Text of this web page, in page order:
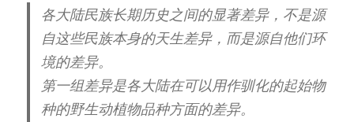
各大陆民族长期历史之间的显著差异，不是源
自这些民族本身的天生差异，而是源自他们环
境的差异。
第一组差异是各大陆在可以用作驯化的起始物
种的野生动植物品种方面的差异。